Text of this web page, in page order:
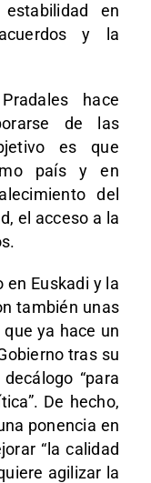
en
y la
hace
de las
es que
país y en
del
el acceso a la
Euskadi y la
también unas
ya hace un
tras su
“para
De hecho,
ponencia en
“la calidad
agilizar la